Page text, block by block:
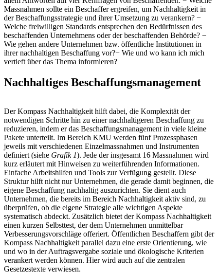
Massnahmen sollte ein Beschaffer ergreifen, um Nachhaltigkeit in
der Beschaffungsstrategie und ihrer Umsetzung zu verankern? −
Welche freiwilligen Standards entsprechen den Bedürfnissen des
beschaffenden Unternehmens oder der beschaffenden Behörde? −
Wie gehen andere Unternehmen bzw. öffentliche Institutionen in
ihrer nachhaltigen Beschaffung vor?− Wie und wo kann ich mich
vertieft über das Thema informieren?
Nachhaltiges Beschaffungsmanagement
Der Kompass Nachhaltigkeit hilft dabei, die Komplexität der
notwendigen Schritte hin zu einer nachhaltigeren Beschaffung zu
reduzieren, indem er das Beschaffungsmanagement in viele kleine
Pakete unterteilt. Im Bereich KMU werden fünf Prozessphasen
jeweils mit verschiedenen Einzelmassnahmen und Instrumenten
definiert (siehe Grafik 1). Jede der insgesamt 16 Massnahmen wird
kurz erläutert mit Hinweisen zu weiterführenden Informationen.
Einfache Arbeitshilfen und Tools zur Verfügung gestellt. Diese
Struktur hilft nicht nur Unternehmen, die gerade damit beginnen, die
eigene Beschaffung nachhaltig auszurichten. Sie dient auch
Unternehmen, die bereits im Bereich Nachhaltigkeit aktiv sind, zu
überprüfen, ob die eigene Strategie alle wichtigen Aspekte
systematisch abdeckt. Zusätzlich bietet der Kompass Nachhaltigkeit
einen kurzen Selbsttest, der dem Unternehmen unmittelbar
Verbesserungsvorschläge offeriert. Öffentlichen Beschaffern gibt der
Kompass Nachhaltigkeit parallel dazu eine erste Orientierung, wie
und wo in der Auftragsvergabe soziale und ökologische Kriterien
verankert werden können. Hier wird auch auf die zentralen
Gesetzestexte verwiesen.